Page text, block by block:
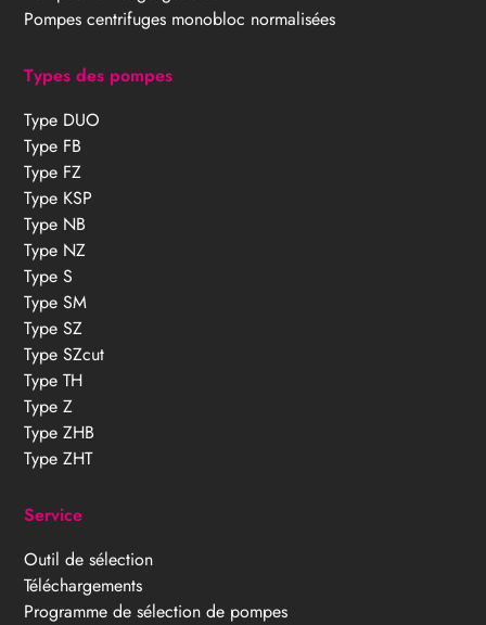
Pompes centrifuges monobloc normalisées
Types des pompes
Type DUO
Type FB
Type FZ
Type KSP
Type NB
Type NZ
Type S
Type SM
Type SZ
Type SZcut
Type TH
Type Z
Type ZHB
Type ZHT
Service
Outil de sélection
Téléchargements
Programme de sélection de pompes